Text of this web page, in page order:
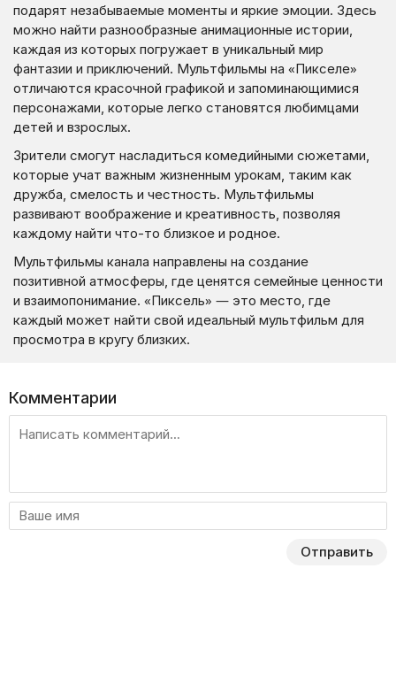
подарят незабываемые моменты и яркие эмоции. Здесь
можно найти разнообразные анимационные истории,
каждая из которых погружает в уникальный мир
фантазии и приключений. Мультфильмы на «Пикселе»
отличаются красочной графикой и запоминающимися
персонажами, которые легко становятся любимцами
детей и взрослых.
Зрители смогут насладиться комедийными сюжетами,
которые учат важным жизненным урокам, таким как
дружба, смелость и честность. Мультфильмы
развивают воображение и креативность, позволяя
каждому найти что-то близкое и родное.
Мультфильмы канала направлены на создание
позитивной атмосферы, где ценятся семейные ценности
и взаимопонимание. «Пиксель» — это место, где
каждый может найти свой идеальный мультфильм для
просмотра в кругу близких.
Комментарии
Отправить